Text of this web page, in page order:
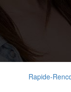
Rapide-